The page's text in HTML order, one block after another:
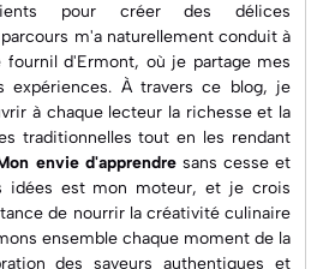
pour créer des délices
m'a naturellement conduit à
fournil d'Ermont, où je partage mes
expériences. À travers ce blog, je
à chaque lecteur la richesse et la
traditionnelles tout en les rendant
envie d'apprendresans cesse et
idées est mon moteur, et je crois
de nourrir la créativité culinaire
ensemble chaque moment de la
des saveurs authentiques et